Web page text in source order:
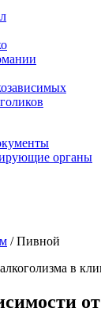
органы
/Пивной